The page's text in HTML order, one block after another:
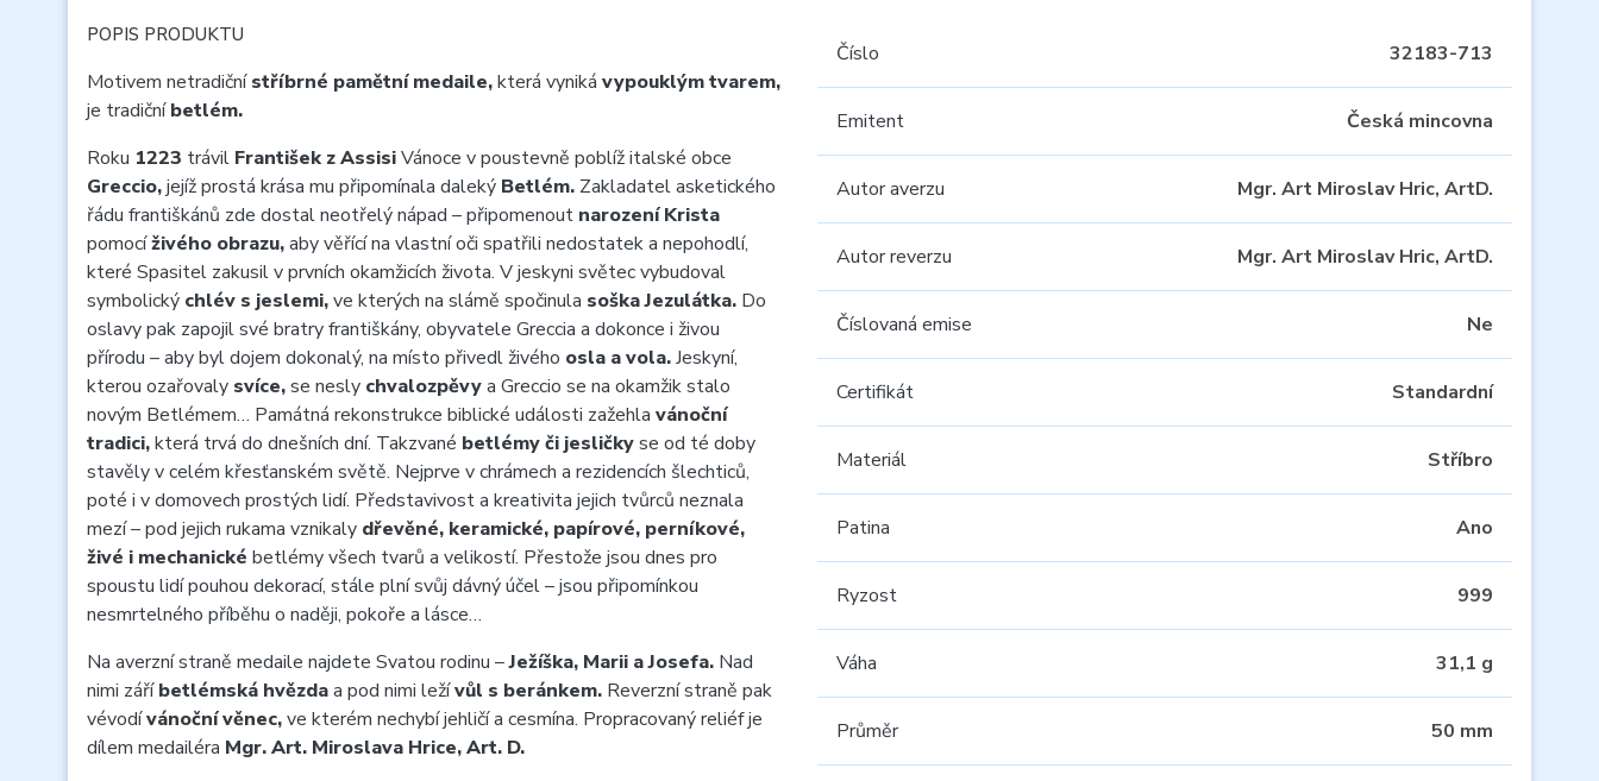
POPIS PRODUKTU
Motivem netradičnístříbrné pamětní medaile,která vyniká vypouklým tvarem,
je tradičníbetlém.
Roku 1223 trávil František z AssisiVánoce v poustevně poblíž italské obce
Greccio,jejíž prostá krása mu připomínala daleký Betlém. Zakladatel asketického
řádu františkánů zde dostal neotřelý nápad – připomenout narození Krista
pomocíživého obrazu,aby věřící na vlastní oči spatřili nedostatek a nepohodlí,
které Spasitel zakusil v prvních okamžicích života. V jeskyni světec vybudoval
symbolický chlév s jeslemi,ve kterých na slámě spočinula soška Jezulátka. Do
oslavy pak zapojil své bratry františkány, obyvatele Greccia a dokonce i živou
přírodu – aby byl dojem dokonalý, na místo přivedl živého osla a vola.Jeskyní,
kterou ozařovaly svíce,se nesly chvalozpěvya Greccio se na okamžik stalo
novým Betlémem… Památná rekonstrukce biblické události zažehla vánoční
tradici,která trvá do dnešních dní. Takzvané betlémy či jesličkyse od té doby
stavěly v celém křesťanském světě. Nejprve v chrámech a rezidencích šlechticů,
poté i v domovech prostých lidí. Představivost a kreativita jejich tvůrců neznala
mezí – pod jejich rukama vznikaly dřevěné, keramické, papírové, perníkové,
živé i mechanické betlémy všech tvarů a velikostí. Přestože jsou dnes pro
spoustu lidí pouhou dekorací, stále plní svůj dávný účel – jsou připomínkou
nesmrtelného příběhu o naději, pokoře a lásce…
Na averzní straně medaile najdete Svatou rodinu –Ježíška, Marii a Josefa. Nad
nimi záříbetlémská hvězdaa pod nimi ležívůl s beránkem. Reverzní straně pak
vévodívánoční věnec,ve kterém nechybí jehličí a cesmína. Propracovaný reliéf je
dílem medailéra Mgr. Art. Miroslava Hrice, Art. D.
Číslo 32183-713
Emitent Česká mincovna
Autor averzu Mgr. Art Miroslav Hric, ArtD.
Autor reverzu Mgr. Art Miroslav Hric, ArtD.
Číslovaná emise Ne
Certifikát Standardní
Materiál Stříbro
Patina Ano
Ryzost 999
Váha 31,1 g
Průměr 50 mm